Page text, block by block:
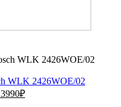
WLK 2426WOE/02
₽